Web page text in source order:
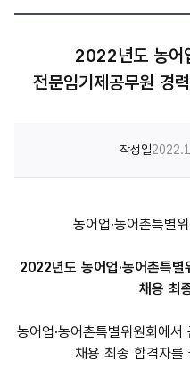
2022년도 농어
전문임기제공무원 경
작성일
농어업·농어촌특별
2022년도 농어업·농어촌특
채용 최
농어업·농어촌특별위원회에
채용 최종 합격자를